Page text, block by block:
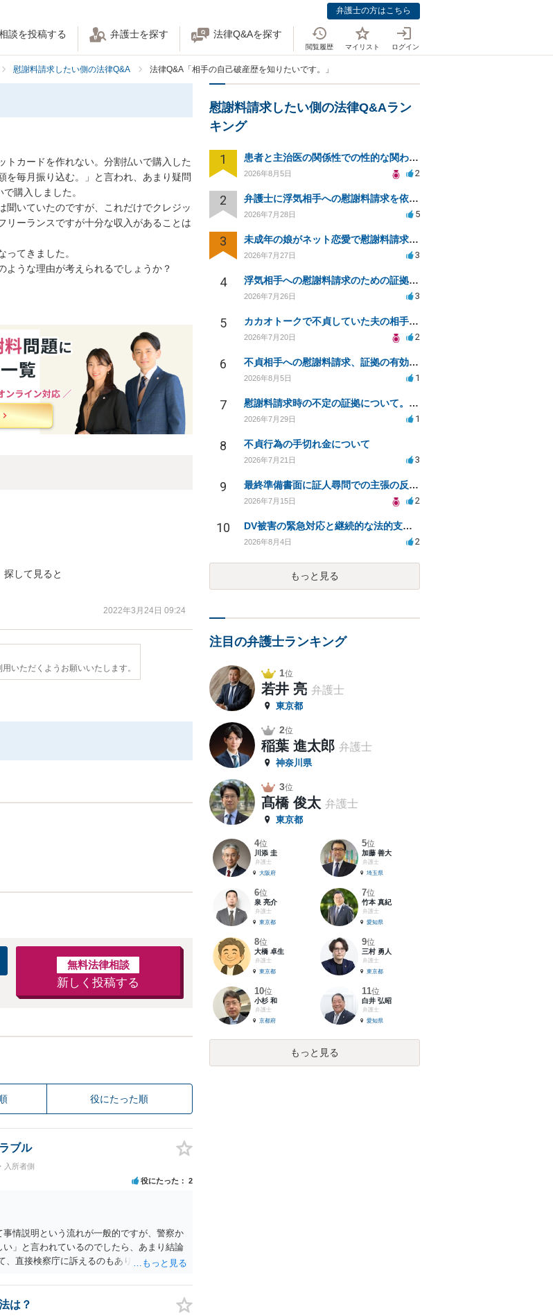
弁護士の方はこちら
談を投稿する 弁護士を探す 法律Q&Aを探す
閲覧履歴 マイリスト ログイン
慰謝料請求したい側の法律Q&A 法律Q&A「相手の自己破産歴を知りたいです。」
トカードを作れない。分割払いで購入した
を毎月振り込む。」と言われ、あまり疑問
購入しました。
聞いていたのですが、これだけでクレジッ
リーランスですが十分な収入があることは
てきました。
ような理由が考えられるでしょうか？
して見ると
2022年3月24日 09:24
いただくようお願いいたします。
無料法律相談
新しく投稿する
役にたった順
ブル
入所者側
役にたった 2
情説明という流れが一般的ですが、警察か
」と言われているのでしたら、あまり結論
、直接検察庁に訴えるのもありかもしれない
相談してみてはいかがでしょうか。 以上、
は？
慰謝料請求したい側の法律Q&Aラン
キング
1 患者と主治医の関係性での性的な関わりからのトラブル
2026年8月5日 2
2 弁護士に浮気相手への慰謝料請求を依頼する費用相場は？
2026年7月28日 5
3 未成年の娘がネット恋愛で慰謝料請求を受けた場合の対処法は？
2026年7月27日 3
4 浮気相手への慰謝料請求のための証拠集めと探偵選び
2026年7月26日 3
5 カカオトークで不貞していた夫の相手を特定したい
2026年7月20日 2
6 不貞相手への慰謝料請求、証拠の有効性と対応方法は？
2026年8月5日 1
7 慰謝料請求時の不定の証拠について。効力があるのか知りたい。
2026年7月29日 1
8 不貞行為の手切れ金について
2026年7月21日 3
9 最終準備書面に証人尋問での主張の反論を加えて良いか
2026年7月15日 2
10 DV被害の緊急対応と継続的な法的支援を求む
2026年8月4日 2
もっと見る
注目の弁護士ランキング
1位
若井 亮 弁護士
東京都
2位
稲葉 進太郎 弁護士
神奈川県
3位
髙橋 俊太 弁護士
東京都
4位
川添 圭
弁護士
大阪府
5位
加藤 善大
弁護士
埼玉県
6位
泉 亮介
弁護士
東京都
7位
竹本 真紀
弁護士
愛知県
8位
大橋 卓生
弁護士
東京都
9位
三村 勇人
弁護士
東京都
10位
小杉 和
弁護士
京都府
11位
白井 弘昭
弁護士
愛知県
もっと見る